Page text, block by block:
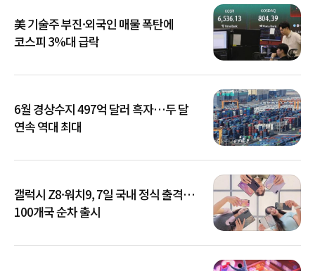
美 기술주 부진·외국인 매물 폭탄에
코스피 3%대 급락
6월 경상수지 497억 달러 흑자…두 달
연속 역대 최대
갤럭시 Z8·워치9, 7일 국내 정식 출격…
100개국 순차 출시